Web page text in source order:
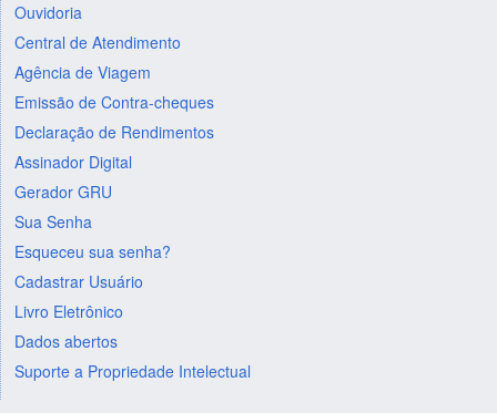
Ouvidoria
Central de Atendimento
Agência de Viagem
Emissão de Contra-cheques
Declaração de Rendimentos
Assinador Digital
Gerador GRU
Sua Senha
Esqueceu sua senha?
Cadastrar Usuário
Livro Eletrônico
Dados abertos
Suporte a Propriedade Intelectual